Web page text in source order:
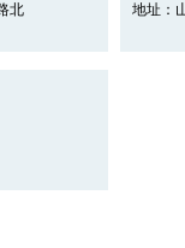
北
地址：